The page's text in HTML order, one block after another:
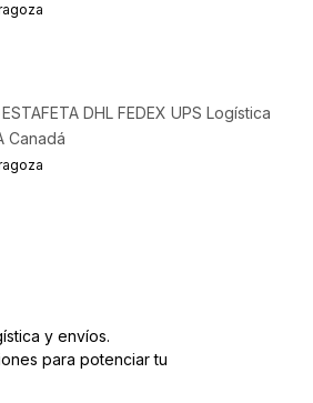
ESTAFETA DHL FEDEX UPS Logística
Canadá
y envíos.
para potenciar tu